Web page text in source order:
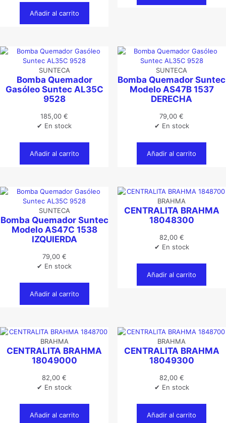
Añadir al carrito
SUNTECA
Bomba Quemador
Gasóleo Suntec AL35C
9528
185,00€
✔ En stock
Añadir al carrito
SUNTECA
Bomba Quemador Suntec
Modelo AS47B 1537
DERECHA
79,00€
✔ En stock
Añadir al carrito
SUNTECA
Bomba Quemador Suntec
Modelo AS47C 1538
IZQUIERDA
79,00 €
✔ En stock
Añadir al carrito
BRAHMA
CENTRALITA BRAHMA
18048300
82,00 €
✔ En stock
Añadir al carrito
BRAHMA
CENTRALITA BRAHMA
18049000
82,00€
✔ En stock
Añadir al carrito
BRAHMA
CENTRALITA BRAHMA
18049300
82,00 €
✔ En stock
Añadir al carrito